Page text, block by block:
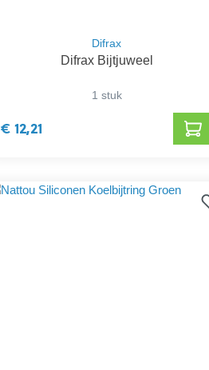
Difrax
Difrax Bijtjuweel
1 stuk
€ 12,21